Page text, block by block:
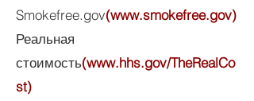
Smokefree.gov(www.smokefree.gov)
Реальная
стоимость(www.hhs.gov/TheRealCo
st)